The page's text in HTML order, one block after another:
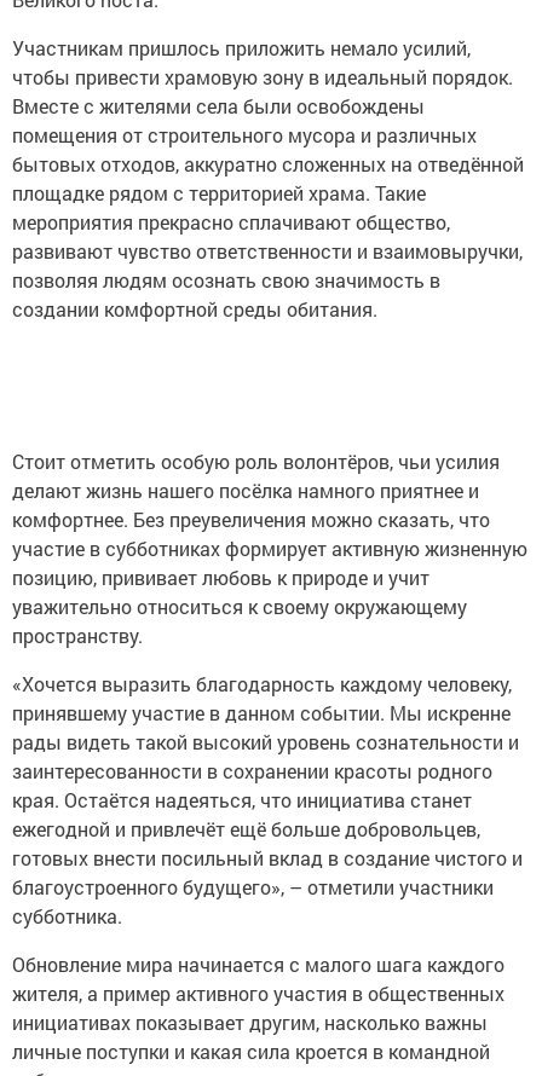
Участникам пришлось приложить немало усилий,
чтобы привести храмовую зону в идеальный порядок.
Вместе с жителями села были освобождены
помещения от строительного мусора и различных
бытовых отходов, аккуратно сложенных на отведённой
площадке рядом с территорией храма. Такие
мероприятия прекрасно сплачивают общество,
развивают чувство ответственности и взаимовыручки,
позволяя людям осознать свою значимость в
создании комфортной среды обитания.
Стоит отметить особую роль волонтёров, чьи усилия
делают жизнь нашего посёлка намного приятнее и
комфортнее. Без преувеличения можно сказать, что
участие в субботниках формирует активную жизненную
позицию, прививает любовь к природе и учит
уважительно относиться к своему окружающему
пространству.
«Хочется выразить благодарность каждому человеку,
принявшему участие в данном событии. Мы искренне
рады видеть такой высокий уровень сознательности и
заинтересованности в сохранении красоты родного
края. Остаётся надеяться, что инициатива станет
ежегодной и привлечёт ещё больше добровольцев,
готовых внести посильный вклад в создание чистого и
благоустроенного будущего», – отметили участники
субботника.
Обновление мира начинается с малого шага каждого
жителя, а пример активного участия в общественных
инициативах показывает другим, насколько важны
личные поступки и какая сила кроется в командной